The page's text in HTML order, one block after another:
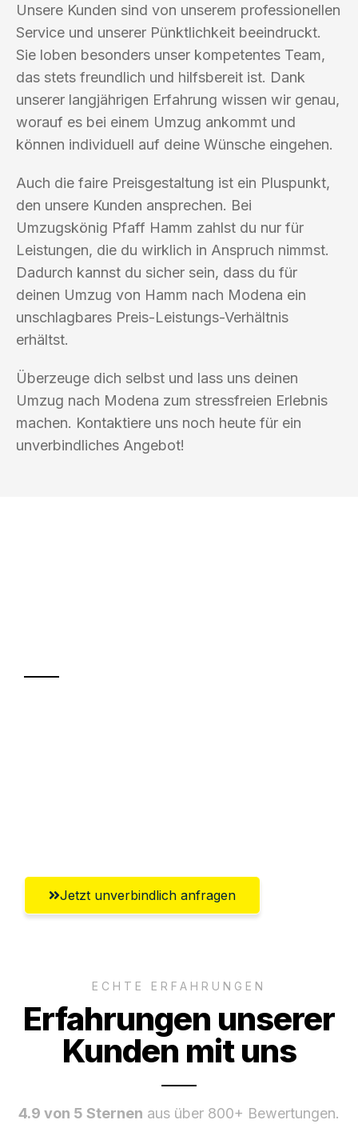
Unsere Kunden sind von unserem professionellen
Service und unserer Pünktlichkeit beeindruckt.
Sie loben besonders unser kompetentes Team,
das stets freundlich und hilfsbereit ist. Dank
unserer langjährigen Erfahrung wissen wir genau,
worauf es bei einem Umzug ankommt und
können individuell auf deine Wünsche eingehen.
Auch die faire Preisgestaltung ist ein Pluspunkt,
den unsere Kunden ansprechen. Bei
Umzugskönig Pfaff Hamm zahlst du nur für
Leistungen, die du wirklich in Anspruch nimmst.
Dadurch kannst du sicher sein, dass du für
deinen Umzug von Hamm nach Modena ein
unschlagbares Preis-Leistungs-Verhältnis
erhältst.
Überzeuge dich selbst und lass uns deinen
Umzug nach Modena zum stressfreien Erlebnis
machen. Kontaktiere uns noch heute für ein
unverbindliches Angebot!
Jetzt unverbindlich anfragen
ECHTE ERFAHRUNGEN
Erfahrungen unserer
Kunden mit uns
4.9 von 5 Sternen aus über 800+ Bewertungen.